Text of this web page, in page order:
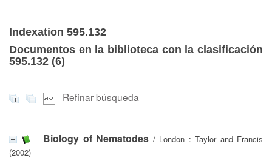
Indexation 595.132
Documentos en la biblioteca con la clasificación
595.132 (6)
Refinar búsqueda
Biology of Nematodes / London : Taylor and Francis
(2002)